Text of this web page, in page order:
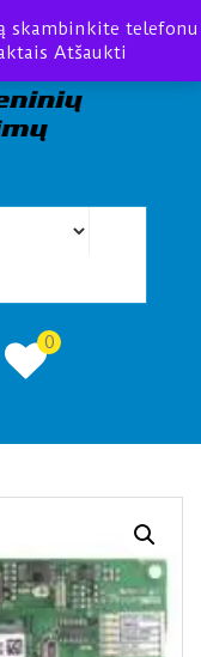
0
skambinkite telefonu
Atšaukti